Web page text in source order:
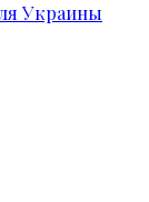
Украины